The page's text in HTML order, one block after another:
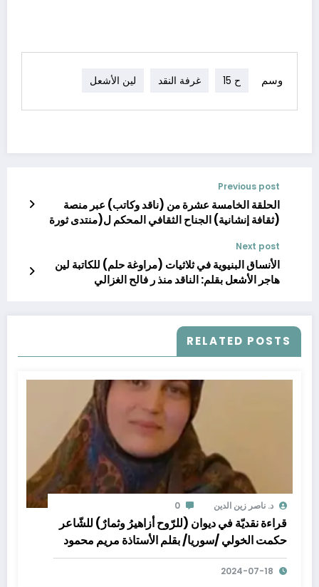
وسم ح 15 غرفة النقد لين الأشعل
Previous post
الحلقة الخامسة عشرة من (ناقد وكاتب) عبر منصة
(ثقافة إنشانية) الجناح الثقافي المحكم ل(منتدى ثورة
المنقار الأسود) للكاتب الروائي القدير( الدكتور محمد
اقبال حرب) يشترك في القراءات النقدية أعضاء (غرفة
النقد الأدبي لمنصة ثقافة انسانية) كلٌّ من :
Next post
الأنساق البنيوية في ثلاثيات (مراوغة حلم) للكاتبة لين
هاجر الأشعل بقلم: الناقد منذ ر فالح الغزالي
RELATED POSTS
د. ناصر زين الدين 0
قراءة نقديّة في ديوان (للرّوح أزاهيرُ وثمارٌ) للشّاعر
حكمت الخولي /سوريا/ بقلم الأستاذة مريم محمود
سرور/ لبنان
2024-07-18